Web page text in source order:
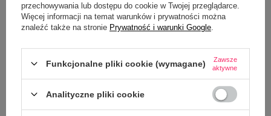
przechowywania lub dostępu do cookie w Twojej przeglądarce.
Więcej informacji na temat warunków i prywatności można
znaleźć także na stronie Prywatność i warunki Google
Funkcjonalne pliki cookie (wymagane)
Zawsze
aktywne
Analityczne pliki cookie